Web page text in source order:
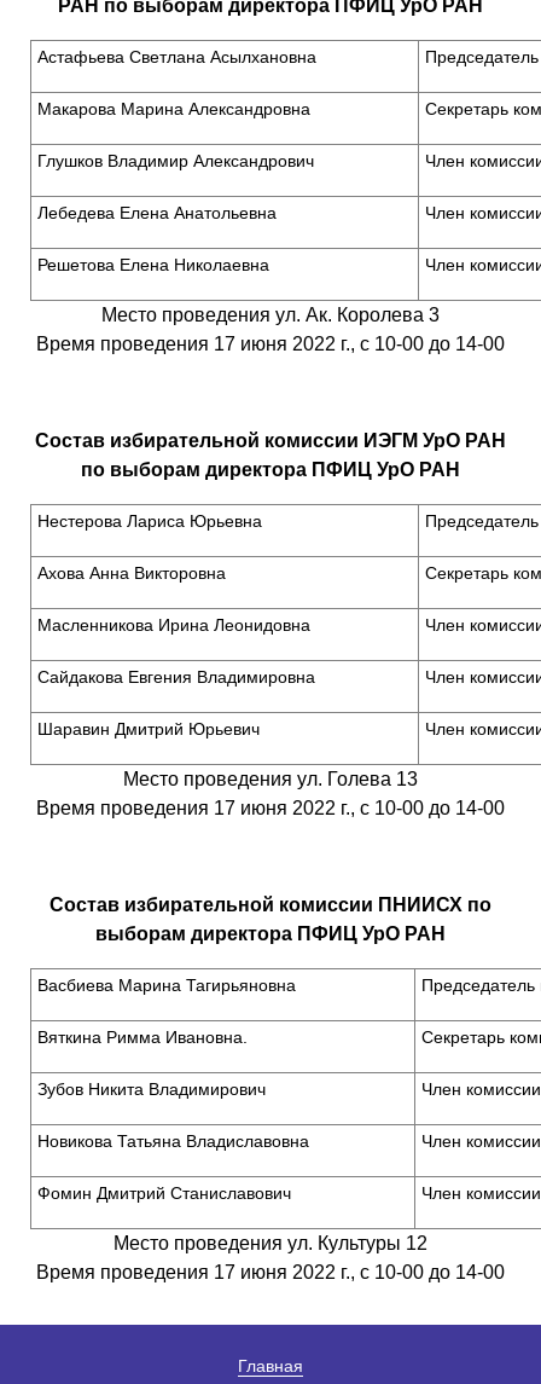
РАН по выборам директора ПФИЦ УрО РАН
Астафьева Светлана Асылхановна
Макарова Марина Александровна Секретарь
Глушков Владимир Александрович Член
Лебедева Елена Анатольевна Член
Решетова Елена Николаевна Член
Место проведения ул. Ак. Королева 3
Время проведения 17 июня 2022 г., с 10-00 до 14-00
Состав избирательной комиссии ИЭГМ УрО РАН
по выборам директора ПФИЦ УрО РАН
Нестерова Лариса Юрьевна
Ахова Анна Викторовна Секретарь
Масленникова Ирина Леонидовна Член
Сайдакова Евгения Владимировна Член
Шаравин Дмитрий Юрьевич Член
Место проведения ул. Голева 13
Время проведения 17 июня 2022 г., с 10-00 до 14-00
Состав избирательной комиссии ПНИИСХ по
выборам директора ПФИЦ УрО РАН
Васбиева Марина Тагирьяновна Председатель
Вяткина Римма Ивановна. Секретарь
Зубов Никита Владимирович Член комиссии
Новикова Татьяна Владиславовна Член комиссии
Фомин Дмитрий Станиславович Член комиссии
Место проведения ул. Культуры 12
Время проведения 17 июня 2022 г., с 10-00 до 14-00
Главная